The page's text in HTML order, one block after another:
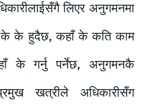
लिएर अनुगमनमा
के के हुदैछ, कहाँ के कति काम
के गर्नु पर्नेछ, अनुगमनकै
खत्रीले अधिकारीसँग